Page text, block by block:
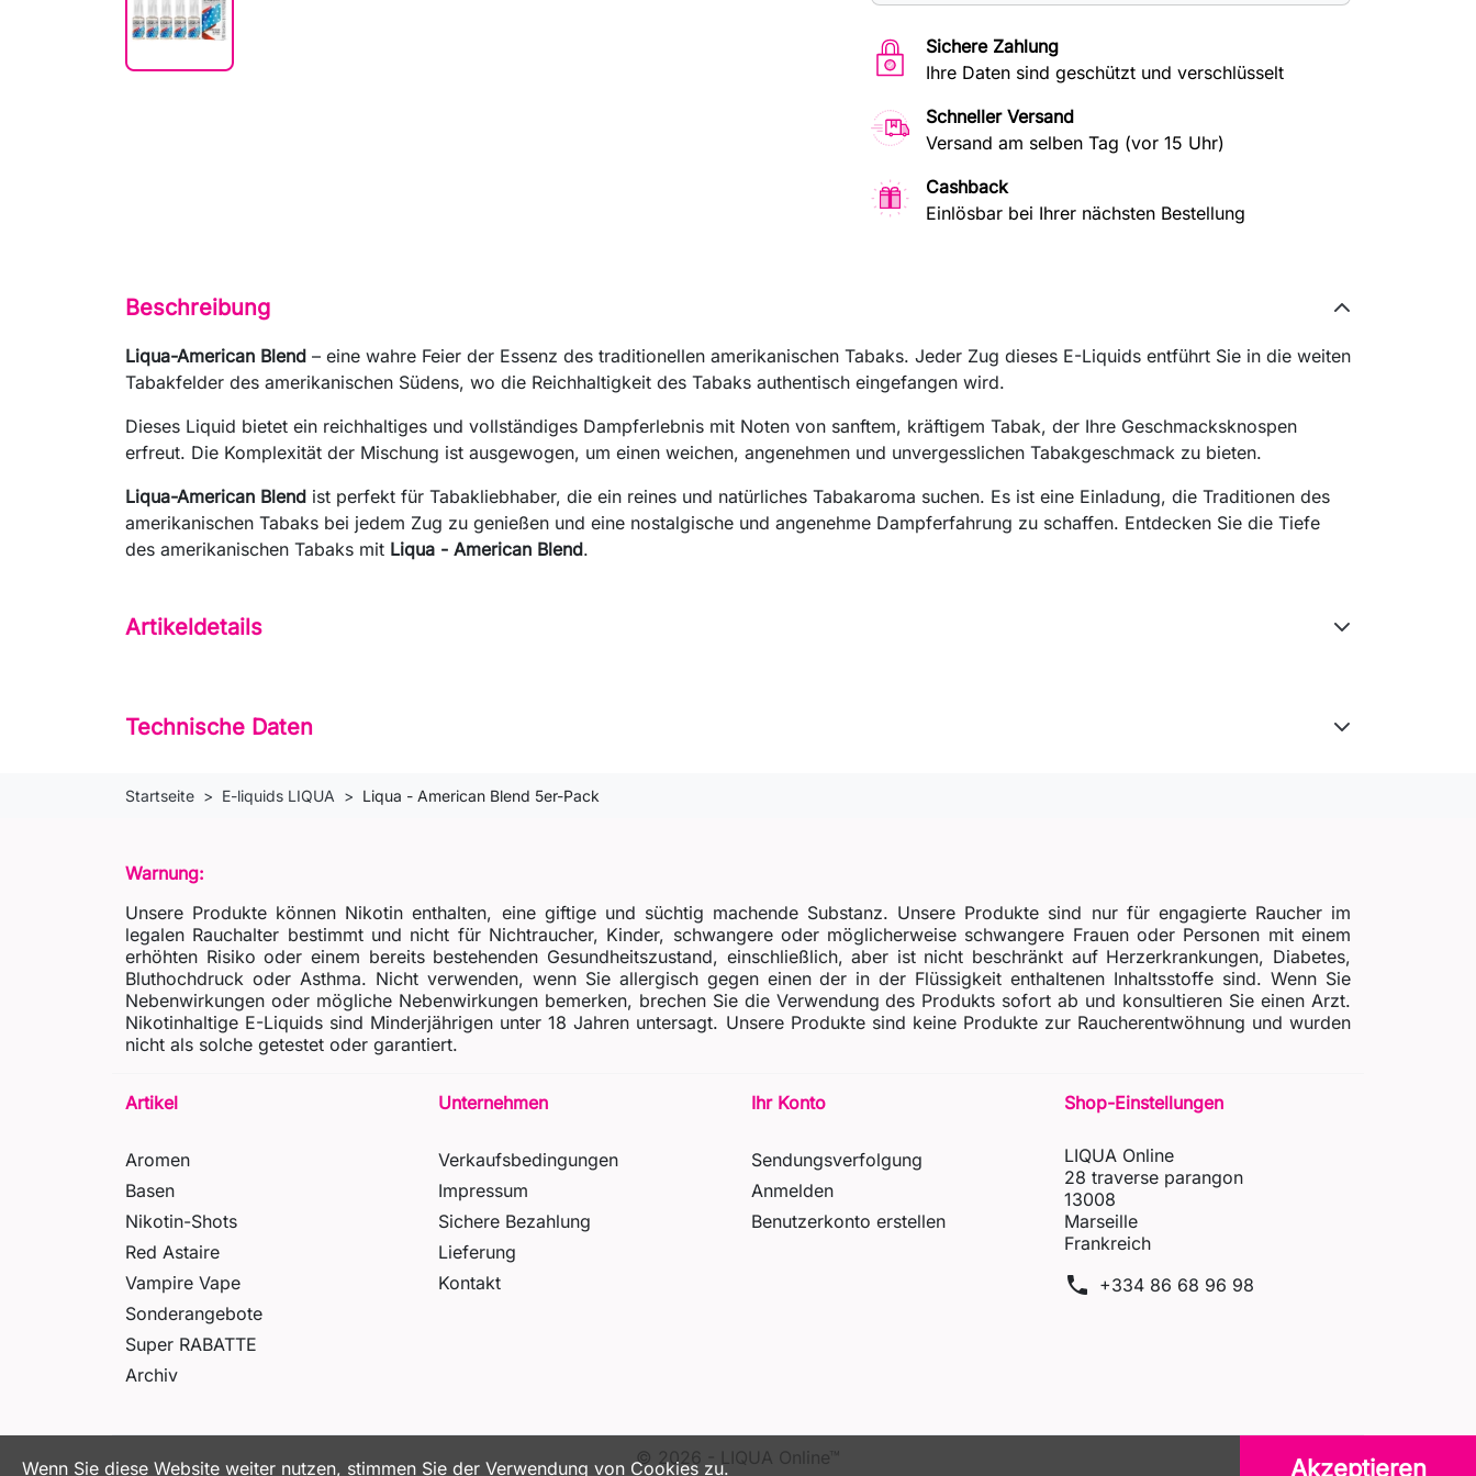
Wenn Sie diese Website weiter nutzen, stimmen Sie der Verwendung von Cookies zu. Akzeptieren
Sichere Zahlung
Ihre Daten sind geschützt und verschlüsselt
Schneller Versand
Versand am selben Tag (vor 15 Uhr)
Cashback
Einlösbar bei Ihrer nächsten Bestellung
Beschreibung
Liqua-American Blend – eine wahre Feier der Essenz des traditionellen amerikanischen Tabaks. Jeder Zug dieses E-Liquids entführt Sie in die weiten
Tabakfelder des amerikanischen Südens, wo die Reichhaltigkeit des Tabaks authentisch eingefangen wird.
Dieses Liquid bietet ein reichhaltiges und vollständiges Dampferlebnis mit Noten von sanftem, kräftigem Tabak, der Ihre Geschmacksknospen
erfreut. Die Komplexität der Mischung ist ausgewogen, um einen weichen, angenehmen und unvergesslichen Tabakgeschmack zu bieten.
Liqua-American Blend ist perfekt für Tabakliebhaber, die ein reines und natürliches Tabakaroma suchen. Es ist eine Einladung, die Traditionen des
amerikanischen Tabaks bei jedem Zug zu genießen und eine nostalgische und angenehme Dampferfahrung zu schaffen. Entdecken Sie die Tiefe
des amerikanischen Tabaks mit Liqua - American Blend.
Artikeldetails
Technische Daten
Startseite E-liquids LIQUA Liqua - American Blend 5er-Pack
Warnung:
Unsere Produkte können Nikotin enthalten, eine giftige und süchtig machende Substanz. Unsere Produkte sind nur für engagierte Raucher im
legalen Rauchalter bestimmt und nicht für Nichtraucher, Kinder, schwangere oder möglicherweise schwangere Frauen oder Personen mit einem
erhöhten Risiko oder einem bereits bestehenden Gesundheitszustand, einschließlich, aber ist nicht beschränkt auf Herzerkrankungen, Diabetes,
Bluthochdruck oder Asthma. Nicht verwenden, wenn Sie allergisch gegen einen der in der Flüssigkeit enthaltenen Inhaltsstoffe sind. Wenn Sie
Nebenwirkungen oder mögliche Nebenwirkungen bemerken, brechen Sie die Verwendung des Produkts sofort ab und konsultieren Sie einen Arzt.
Nikotinhaltige E-Liquids sind Minderjährigen unter 18 Jahren untersagt. Unsere Produkte sind keine Produkte zur Raucherentwöhnung und wurden
nicht als solche getestet oder garantiert.
Artikel
Aromen
Basen
Nikotin-Shots
Red Astaire
Vampire Vape
Sonderangebote
Super RABATTE
Archiv
Unternehmen
Verkaufsbedingungen
Impressum
Sichere Bezahlung
Lieferung
Kontakt
Ihr Konto
Sendungsverfolgung
Anmelden
Benutzerkonto erstellen
Shop-Einstellungen
LIQUA Online
28 traverse parangon
13008
Marseille
Frankreich
phone +334 86 68 96 98
© 2026 - LIQUA Online™